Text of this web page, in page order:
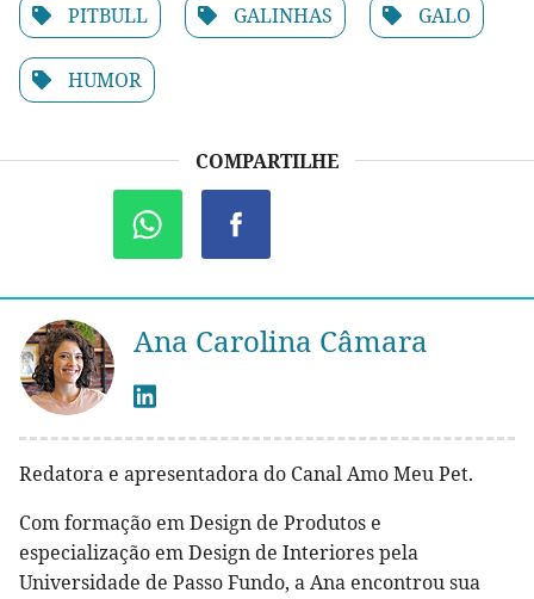
PITBULL GALINHAS GALO
HUMOR
COMPARTILHE
Ana Carolina Câmara
Redatora e apresentadora do Canal Amo Meu Pet.
Com formação em Design de Produtos e
especialização em Design de Interiores pela
Universidade de Passo Fundo, a Ana encontrou sua